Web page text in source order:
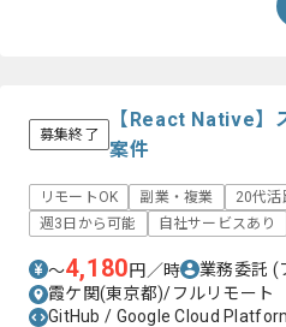
募集終了
【React Native】
案件
リモートOK 副業・複業 20代活
週3日から可能
自社サービスあり
〜4,180円／時 業務委託 (
霞ケ関(東京都)/フルリモート
GitHub / Google Cloud